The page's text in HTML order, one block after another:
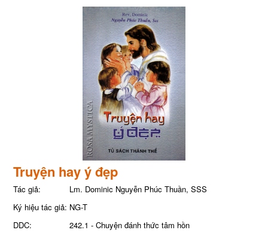
Truyện hay ý đẹp
Tác giả:
Lm. Dominic Nguyễn Phúc Thuần, SSS
Ký hiệu tác giả: NG-T
DDC:
242.1 - Chuyện đánh thức tâm hồn